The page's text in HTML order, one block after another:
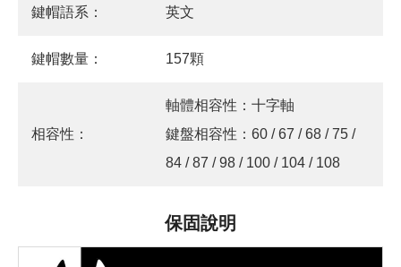
鍵帽語系： 英文
鍵帽數量： 157顆
相容性：
軸體相容性：十字軸
鍵盤相容性：60 / 67 / 68 / 75 /
84 / 87 / 98 / 100 / 104 / 108
保固說明